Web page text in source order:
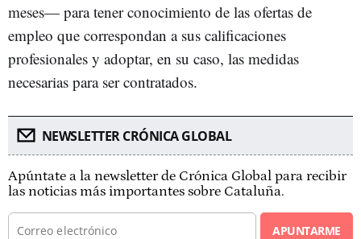
meses— para tener conocimiento de las ofertas de
empleo que correspondan a sus calificaciones
profesionales y adoptar, en su caso, las medidas
necesarias para ser contratados.
NEWSLETTER CRÓNICA GLOBAL
Apúntate a la newsletter de Crónica Global para recibir
las noticias más importantes sobre Cataluña.
APUNTARME